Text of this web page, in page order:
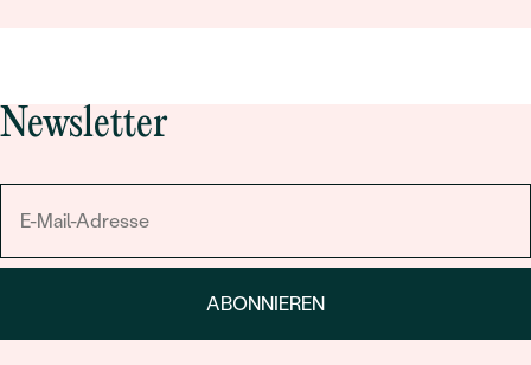
Newsletter
ABONNIEREN